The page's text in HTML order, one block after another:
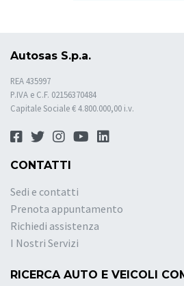
Autosas S.p.a.
REA 435997
P.IVA e C.F. 02156370484
Capitale Sociale € 4.800.000,00 i.v.
CONTATTI
Sedi e contatti
Prenota appuntamento
Richiedi assistenza
I Nostri Servizi
RICERCA AUTO E VEICOLI